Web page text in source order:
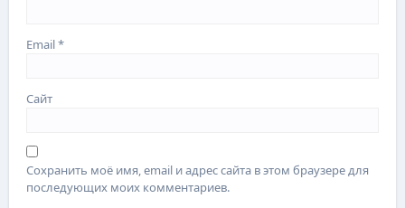
Email*
Сайт
Сохранить моё имя, email и адрес сайта в этом браузере для
последующих моих комментариев.